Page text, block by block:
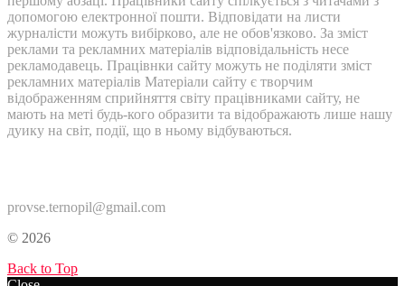
допомогою електронної пошти. Відповідати на листи
журналісти можуть вибірково, але не обов'язково. За зміст
реклами та рекламних матеріалів відповідальність несе
рекламодавець. Працівнки сайту можуть не поділяти зміст
рекламних матеріалів Матеріали сайту є творчим
відображенням сприйняття світу працівниками сайту, не
мають на меті будь-кого образити та відображають лише нашу
дуику на світ, події, що в ньому відбуваються.
provse.ternopil@gmail.com
© 2026
Back to Top